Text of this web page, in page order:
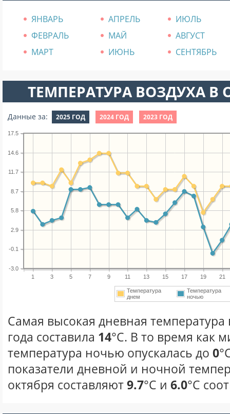
ЯНВАРЬ АПРЕЛЬ
ИЮЛЬ
ФЕВРАЛЬ
МАЙ
АВГУСТ
МАРТ
ИЮНЬ СЕНТЯБРЬ
ТЕМПЕРАТУРА ВОЗДУХА В
Данные за: 2025 ГОД 2024 ГОД 2023 ГОД
1 3 5 7 9 11 13 15 17 19 21
-3.0
-0.1
2.9
5.8
8.7
11.7
14.6
17.5
Температура
днем
Температура
ночью
Самая высокая дневная температура
года составила 14°С. В то время как
температура ночью опускалась до 0
показатели дневной и ночной
октября составляют9.7°С и 6.0°С